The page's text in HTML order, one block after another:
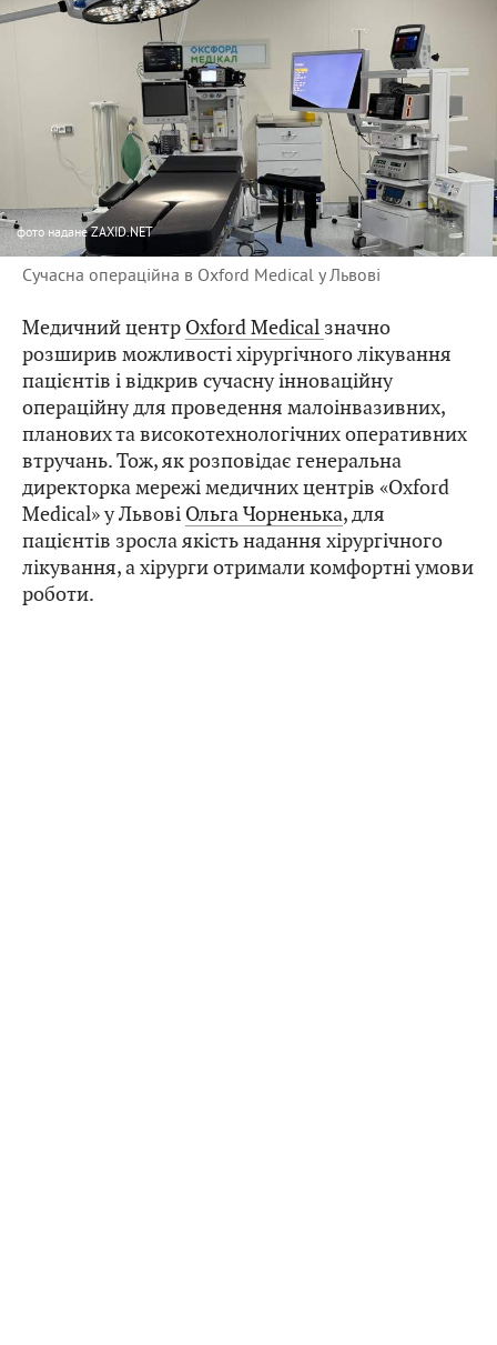
фото надане ZAXID.NET
Сучасна операційна в Oxford Medical у Львові
Медичний центр Oxford Medical значно
розширив можливості хірургічного лікування
пацієнтів і відкрив сучасну інноваційну
операційну для проведення малоінвазивних,
планових та високотехнологічних оперативних
втручань. Тож, як розповідає генеральна
директорка мережі медичних центрів «Oxford
Medical» у Львові Ольга Чорненька, для
пацієнтів зросла якість надання хірургічного
лікування, а хірурги отримали комфортні умови
роботи.